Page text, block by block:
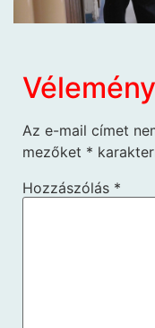
Az e-mail címet
mezőket *
Hozzászólás *